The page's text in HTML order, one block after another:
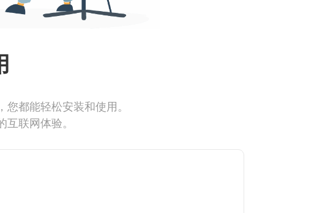
都能轻松安装和使用。
联网体验。